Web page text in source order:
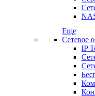
Еще
Сетевое
IP